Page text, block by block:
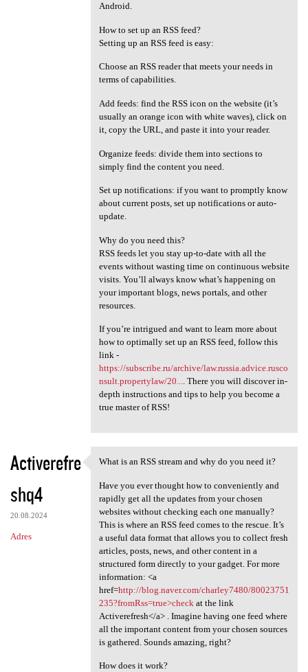
Android.
How to set up an RSS feed?
Setting up an RSS feed is easy:
Choose an RSS reader that meets your needs in
terms of capabilities.
Add feeds: find the RSS icon on the website (it’s
usually an orange icon with white waves), click on
it, copy the URL, and paste it into your reader.
Organize feeds: divide them into sections to
simply find the content you need.
Set up notifications: if you want to promptly know
about current posts, set up notifications or auto-
update.
Why do you need this?
RSS feeds let you stay up-to-date with all the
events without wasting time on continuous website
visits. You’ll always know what’s happening on
your important blogs, news portals, and other
resources.
If you’re intrigued and want to learn more about
how to optimally set up an RSS feed, follow this
link -
https://subscribe.ru/archive/law.russia.advice.rusco
nsult.propertylaw/20.... There you will discover in-
depth instructions and tips to help you become a
true master of RSS!
Activerefre
shq4
20.08.2024
Adres
What is an RSS stream and why
What is an RSS stream and why do you need it?
Have you ever thought how to conveniently and
rapidly get all the updates from your chosen
websites without checking each one manually?
This is where an RSS feed comes to the rescue. It’s
a useful data format that allows you to collect fresh
articles, posts, news, and other content in a
structured form directly to your gadget. For more
information: <a
href=http://blog.naver.com/charley7480/80023751
235?fromRss=true>check at the link
Activerefresh</a> . Imagine having one feed where
all the important content from your chosen sources
is gathered. Sounds amazing, right?
How does it work?